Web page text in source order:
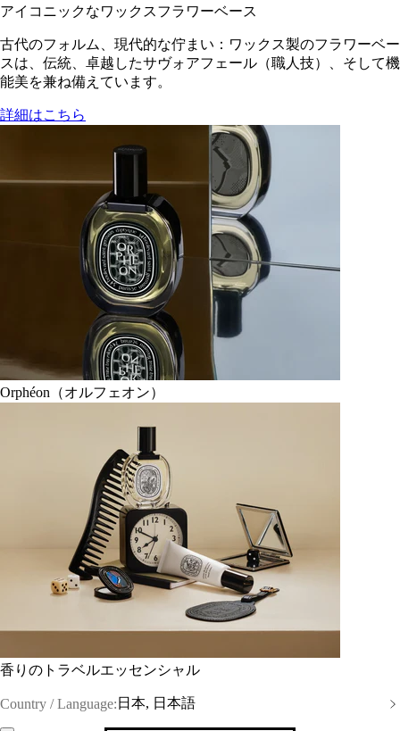
アイコニックなワックスフラワーベース
古代のフォルム、現代的な佇まい：ワックス製のフラワーベー
スは、伝統、卓越したサヴォアフェール（職人技）、そして機
能美を兼ね備えています。
詳細はこちら
Orphéon（オルフェオン）
香りのトラベルエッセンシャル
Country / Language: 日本, 日本語